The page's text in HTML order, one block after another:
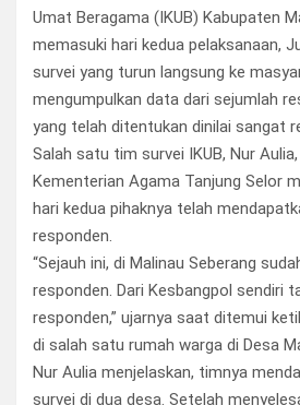
Umat Beragama (IKUB) Kabupaten
memasuki hari kedua pelaksanaan,
survei yang turun langsung ke
mengumpulkan data dari sejumlah
yang telah ditentukan dinilai sangat
Salah satu tim survei IKUB, Nur
Kementerian Agama Tanjung Selor
hari kedua pihaknya telah
responden.
“Sejauh ini, di Malinau Seberang
responden. Dari Kesbangpol sendiri
responden,” ujarnya saat ditemui
di salah satu rumah warga di Desa
Nur Aulia menjelaskan, timnya
survei di dua desa. Setelah